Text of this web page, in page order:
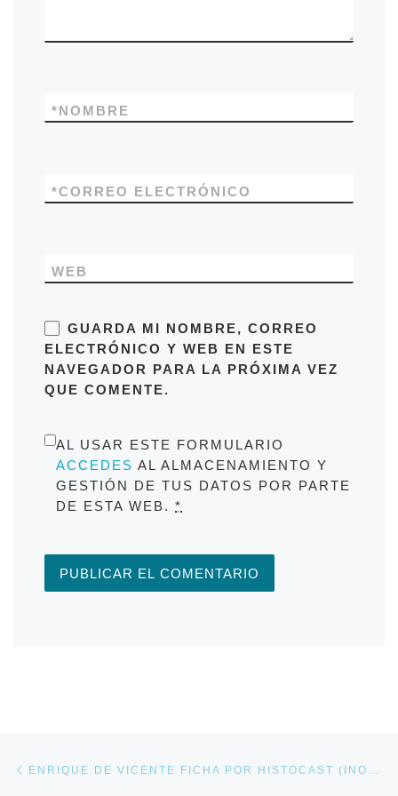
NOMBRE
*
CORREO ELECTRÓNICO
*
WEB
GUARDA MI NOMBRE, CORREO
ELECTRÓNICO Y WEB EN ESTE
NAVEGADOR PARA LA PRÓXIMA VEZ
QUE COMENTE.
AL USAR ESTE FORMULARIO
ACCEDES AL ALMACENAMIENTO Y
GESTIÓN DE TUS DATOS POR PARTE
DE ESTA WEB. *
Navegación de entradas